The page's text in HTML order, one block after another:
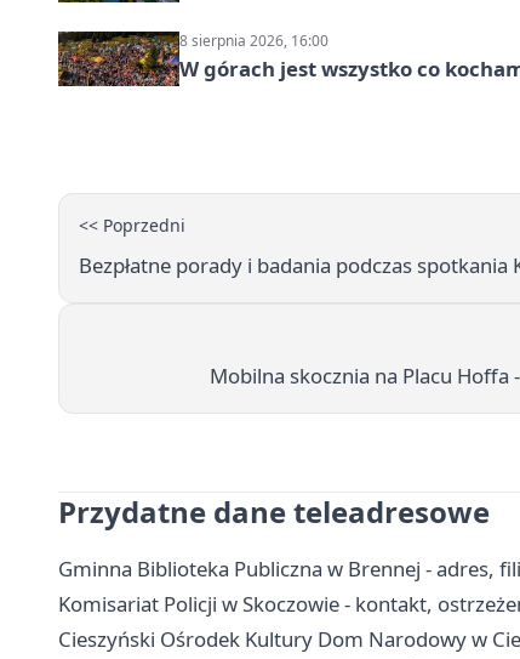
8 sierpnia 2026, 16:00
W górach jest wszystko co
<< Poprzedni
Bezpłatne porady i badania podczas spotkania
Mobilna skocznia na Placu
Przydatne dane teleadresowe
Gminna Biblioteka Publiczna w Brennej - adres,
Komisariat Policji w Skoczowie - kontakt,
Cieszyński Ośrodek Kultury Dom Narodowy w